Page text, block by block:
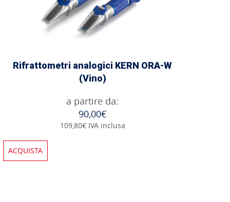
Rifrattometri analogici KERN ORA-W
(Vino)
a partire da:
90,00€
109,80€ IVA inclusa
ACQUISTA